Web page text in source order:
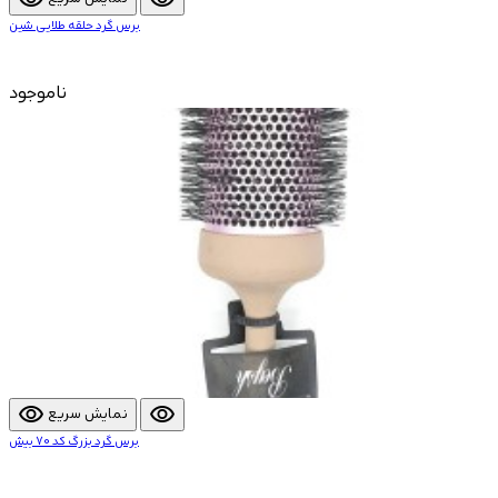
برس گرد حلقه طلایی شین
ناموجود
visibility نمایش سریع visibility
برس گرد بزرگ کد 70 بیش